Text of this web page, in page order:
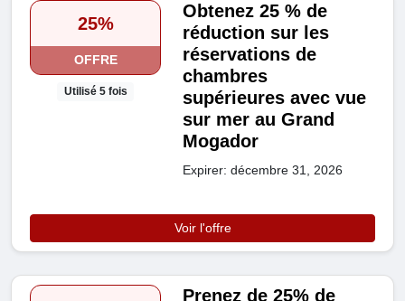
25%
OFFRE
Utilisé 5 fois
Obtenez 25 % de
réduction sur les
réservations de
chambres
supérieures avec vue
sur mer au Grand
Mogador
Expirer: décembre 31, 2026
Voir l'offre
Prenez de 25% de